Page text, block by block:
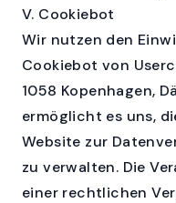
V. Cookiebot
Wir nutzen den
Cookiebot von
1058 Kopenhagen,
ermöglicht es uns,
Website zur
zu verwalten. Die
einer rechtlichen